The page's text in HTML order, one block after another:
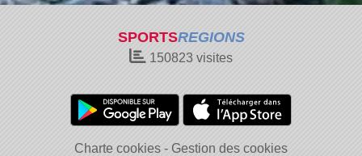
SPORTSREGIONS
150823 visites
Charte cookies Gestion des cookies